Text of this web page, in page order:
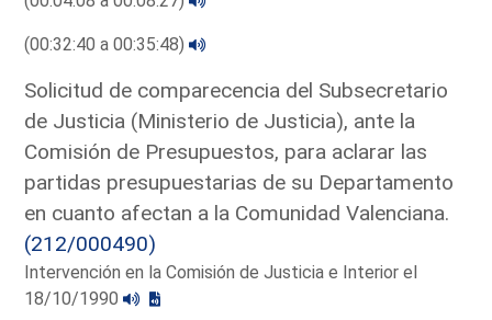
(00:32:40 a 00:35:48)
Solicitud de comparecencia del Subsecretario
de Justicia (Ministerio de Justicia), ante la
Comisión de Presupuestos, para aclarar las
partidas presupuestarias de su Departamento
en cuanto afectan a la Comunidad Valenciana.
(212/000490)
Intervención en la Comisión de Justicia e Interior el
18/10/1990